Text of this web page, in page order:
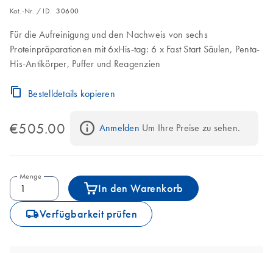
Kat.-Nr. / ID.30600
Für die Aufreinigung und den Nachweis von sechs
Proteinpräparationen mit 6xHis-tag: 6 x Fast Start Säulen, Penta-
His-Antikörper, Puffer und Reagenzien
Bestelldetails kopieren
€505.00 Anmelden Um Ihre Preise zu sehen.
Menge
In den Warenkorb
icon_0062_deliver-s Verfügbarkeit prüfen